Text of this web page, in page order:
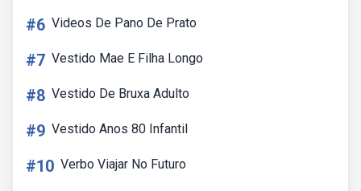
#6 Videos De Pano De Prato
#7 Vestido Mae E Filha Longo
#8 Vestido De Bruxa Adulto
#9 Vestido Anos 80 Infantil
#10 Verbo Viajar No Futuro